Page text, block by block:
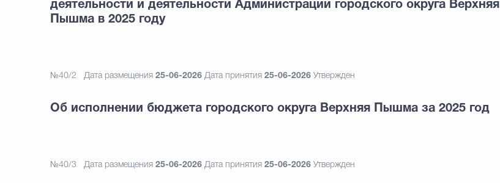
деятельности и деятельности Администрации городского округа Верхняя
Пышма в 2025 году
№40/2 Дата размещения 25-06-2026 Дата принятия 25-06-2026 Утвержден
Об исполнении бюджета городского округа Верхняя Пышма за 2025 год
№40/3 Дата размещения 25-06-2026 Дата принятия 25-06-2026 Утвержден